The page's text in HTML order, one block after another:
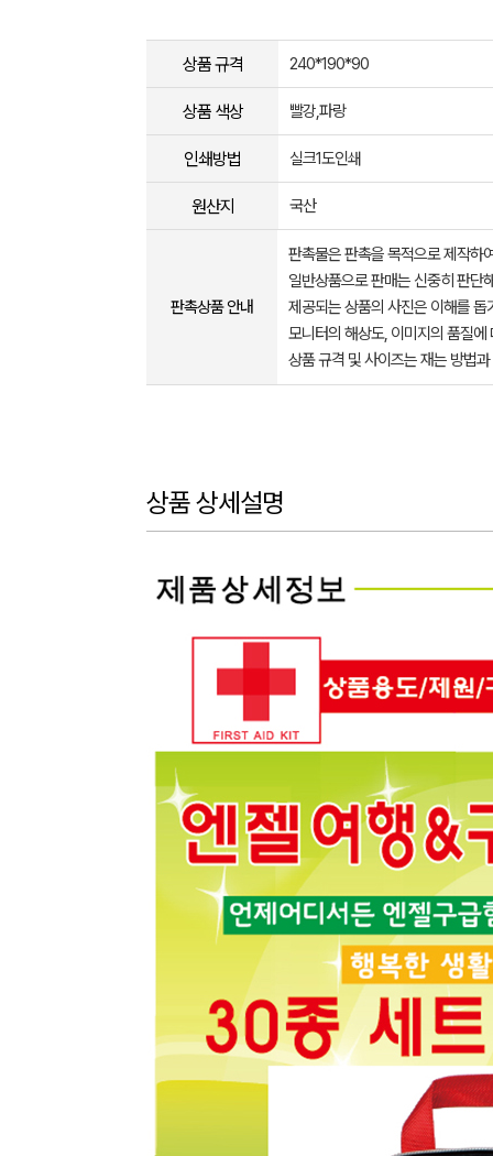
상품 규격 240*190*90
상품 색상 빨강,파랑
인쇄방법 실크1도인쇄
원산지 국산
판촉상품 안내
판촉물은 판촉을 목적으로 제작하
일반상품으로 판매는 신중히 판단
제공되는 상품의 사진은 이해를
모니터의 해상도, 이미지의 품질
상품 규격 및 사이즈는 재는 방법
상품 상세설명